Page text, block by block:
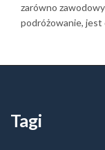
zarówno
podróżowanie,
Tagi